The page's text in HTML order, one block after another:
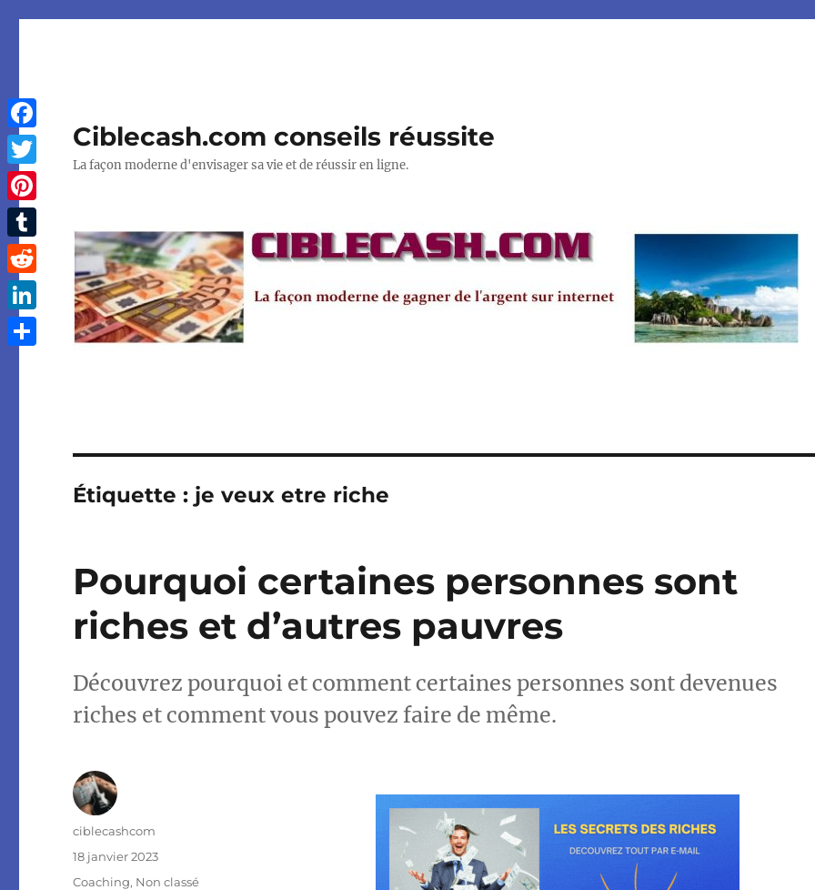
Ciblecash.com conseils réussite
La façon moderne d'envisager sa vie et de réussir en ligne.
Étiquette : je veux etre riche
Pourquoi certaines personnes sont
riches et d’autres pauvres
Découvrez pourquoi et comment certaines personnes sont devenues
riches et comment vous pouvez faire de même.
Auteur
ciblecashcom
Publié
18 janvier 2023
Catégories
Coaching, Non classé
Facebook
Twitter
Pinterest
Tumblr
Reddit
LinkedIn